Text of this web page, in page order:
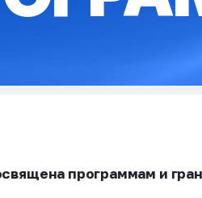
программам и